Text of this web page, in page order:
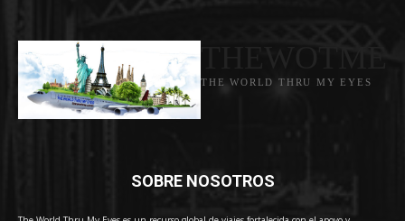
THE WORLD THRU MY EYES
SOBRE NOSOTROS